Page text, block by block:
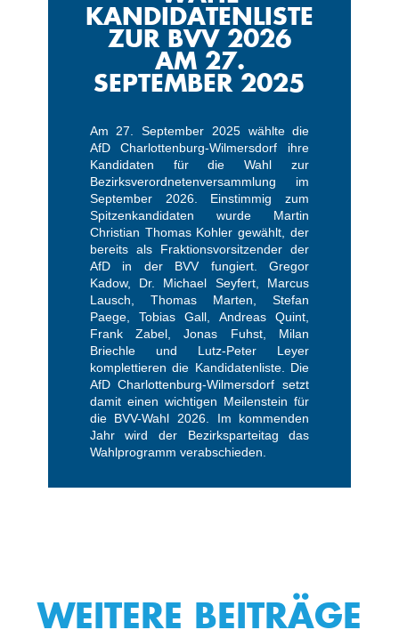
KANDIDATENLISTE
ZUR BVV 2026
AM 27.
SEPTEMBER 2025
Am 27. September 2025 wählte die
AfD Charlottenburg-Wilmersdorf ihre
Kandidaten für die Wahl zur
Bezirksverordnetenversammlung im
September 2026. Einstimmig zum
Spitzenkandidaten wurde Martin
Christian Thomas Kohler gewählt, der
bereits als Fraktionsvorsitzender der
AfD in der BVV fungiert. Gregor
Kadow, Dr. Michael Seyfert, Marcus
Lausch, Thomas Marten, Stefan
Paege, Tobias Gall, Andreas Quint,
Frank Zabel, Jonas Fuhst, Milan
Briechle und Lutz-Peter Leyer
komplettieren die Kandidatenliste. Die
AfD Charlottenburg-Wilmersdorf setzt
damit einen wichtigen Meilenstein für
die BVV-Wahl 2026. Im kommenden
Jahr wird der Bezirksparteitag das
Wahlprogramm verabschieden.
WEITERE BEITRÄGE